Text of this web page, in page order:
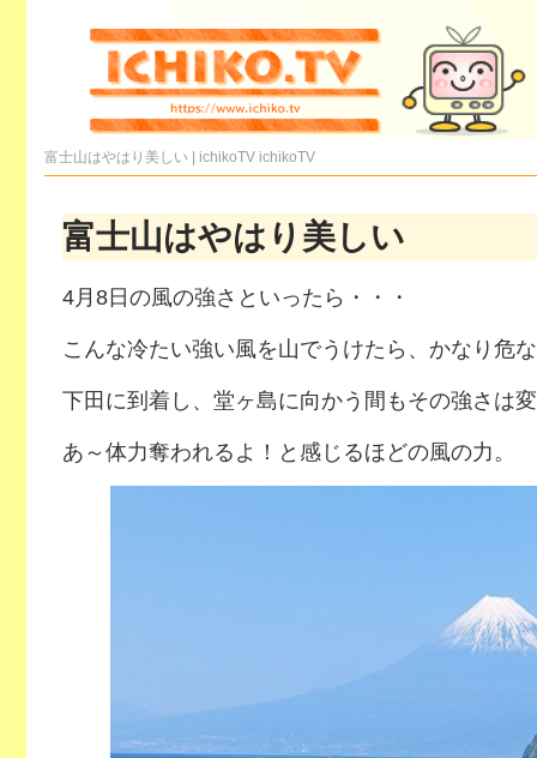
富士山はやはり美しい | ichikoTV ichikoTV
富士山はやはり美しい
4月8日の風の強さといったら・・・
こんな冷たい強い風を山でうけたら、かなり危
下田に到着し、堂ヶ島に向かう間もその強さは
あ～体力奪われるよ！と感じるほどの風の力。